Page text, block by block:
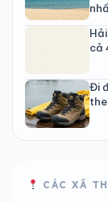
cả
Đi
CÁC XÃ